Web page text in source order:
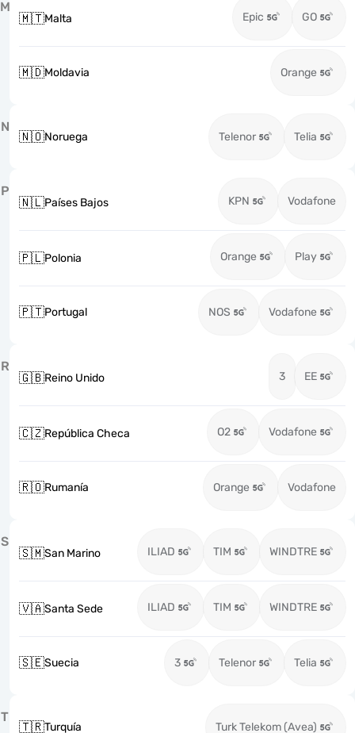
M
🇲🇹Malta Epic GO
🇲🇩Moldavia Orange
N
🇳🇴Noruega Telenor Telia
P
🇳🇱Países Bajos KPN Vodafone
🇵🇱Polonia Orange Play
🇵🇹Portugal NOS Vodafone
R
🇬🇧Reino Unido 3 EE
🇨🇿República Checa O2 Vodafone
🇷🇴Rumanía Orange Vodafone
S
🇸🇲San Marino ILIAD TIM WINDTRE
🇻🇦Santa Sede ILIAD TIM WINDTRE
🇸🇪Suecia 3 Telenor Telia
T
🇹🇷Turquía Turk Telekom (Avea)